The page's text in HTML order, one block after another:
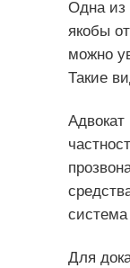
Одна из
якобы
можно
Такие
Адвокат
Для